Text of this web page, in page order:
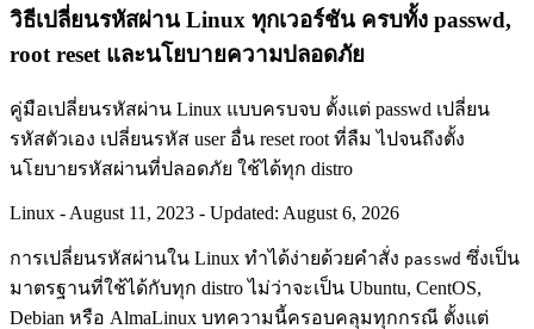
วิธีเปลี่ยนรหัสผ่าน Linux ทุกเวอร์ชัน ครบทั้ง passwd,
root reset และนโยบายความปลอดภัย
คู่มือเปลี่ยนรหัสผ่าน Linux แบบครบจบ ตั้งแต่ passwd เปลี่ยน
รหัสตัวเอง เปลี่ยนรหัส user อื่น reset root ที่ลืม ไปจนถึงตั้ง
นโยบายรหัสผ่านที่ปลอดภัย ใช้ได้ทุก distro
Linux - August 11, 2023 - Updated: August 6, 2026
การเปลี่ยนรหัสผ่านใน Linux ทำได้ง่ายด้วยคำสั่ง passwd ซึ่งเป็น
มาตรฐานที่ใช้ได้กับทุก distro ไม่ว่าจะเป็น Ubuntu, CentOS,
Debian หรือ AlmaLinux บทความนี้ครอบคลุมทุกกรณี ตั้งแต่